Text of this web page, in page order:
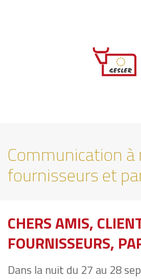
Communication à
fournisseurs et
CHERS AMIS,
FOURNISSEURS,
Dans la nuit du 27 au 28